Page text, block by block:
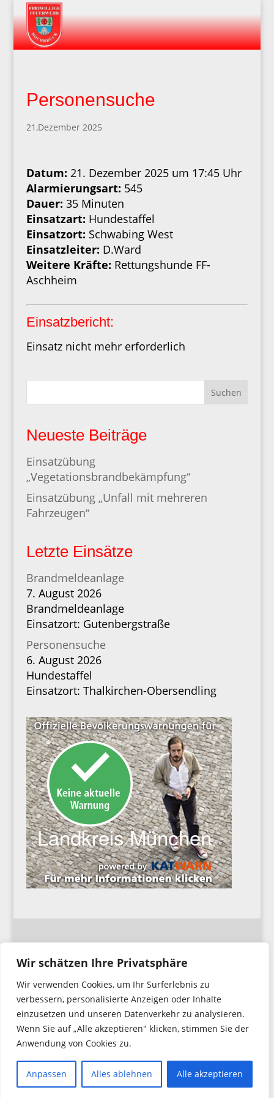
Wir schätzen Ihre Privatsphäre
Wir verwenden Cookies, um Ihr Surferlebnis zu
verbessern, personalisierte Anzeigen oder Inhalte
einzusetzen und unseren Datenverkehr zu analysieren.
Wenn Sie auf „Alle akzeptieren" klicken, stimmen Sie der
Anwendung von Cookies zu.
Anpassen Alles ablehnen Alle akzeptieren
Personensuche
21,Dezember 2025
Datum: 21. Dezember 2025 um 17:45 Uhr
Alarmierungsart: 545
Dauer: 35 Minuten
Einsatzart: Hundestaffel
Einsatzort: Schwabing West
Einsatzleiter: D.Ward
Weitere Kräfte: Rettungshunde FF-
Aschheim
Einsatzbericht:
Einsatz nicht mehr erforderlich
Suchen
Neueste Beiträge
Einsatzübung
„Vegetationsbrandbekämpfung“
Einsatzübung „Unfall mit mehreren
Fahrzeugen“
Letzte Einsätze
Brandmeldeanlage
7. August 2026
Brandmeldeanlage
Einsatzort: Gutenbergstraße
Personensuche
6. August 2026
Hundestaffel
Einsatzort: Thalkirchen-Obersendling
Impressum
Datenschutzerklärung
Copyright © 2026. Feuerwehr Hochbrück
All Rights Reserved.